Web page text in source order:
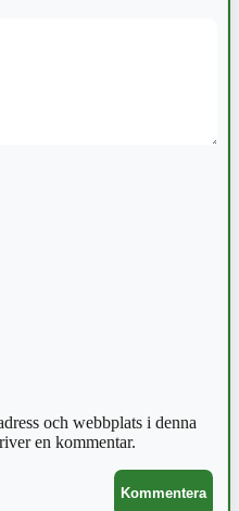
och webbplats i denna
en kommentar.